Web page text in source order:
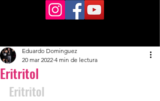
Eritritol
Eduardo Dominguez
20 mar 2022 4 min de lectura
Eritritol